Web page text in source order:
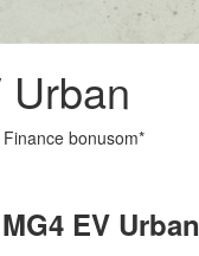
Urban
bonusom*
EV Urban